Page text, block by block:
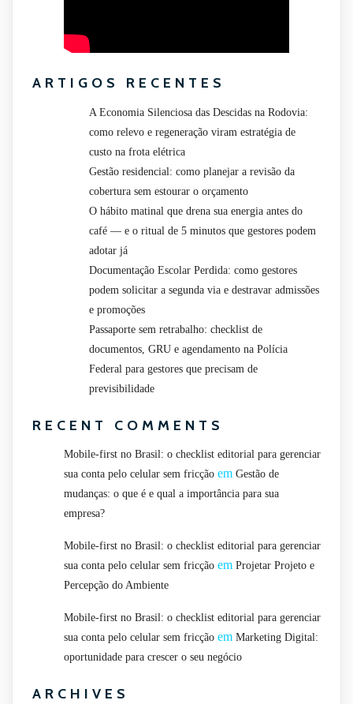
ARTIGOS RECENTES
A Economia Silenciosa das Descidas na Rodovia:
como relevo e regeneração viram estratégia de
custo na frota elétrica
Gestão residencial: como planejar a revisão da
cobertura sem estourar o orçamento
O hábito matinal que drena sua energia antes do
café — e o ritual de 5 minutos que gestores podem
adotar já
Documentação Escolar Perdida: como gestores
podem solicitar a segunda via e destravar admissões
e promoções
Passaporte sem retrabalho: checklist de
documentos, GRU e agendamento na Polícia
Federal para gestores que precisam de
previsibilidade
RECENT COMMENTS
Mobile-first no Brasil: o checklist editorial para gerenciar
sua conta pelo celular sem fricção em Gestão de
mudanças: o que é e qual a importância para sua
empresa?
Mobile-first no Brasil: o checklist editorial para gerenciar
sua conta pelo celular sem fricção em Projetar Projeto e
Percepção do Ambiente
Mobile-first no Brasil: o checklist editorial para gerenciar
sua conta pelo celular sem fricção em Marketing Digital:
oportunidade para crescer o seu negócio
ARCHIVES